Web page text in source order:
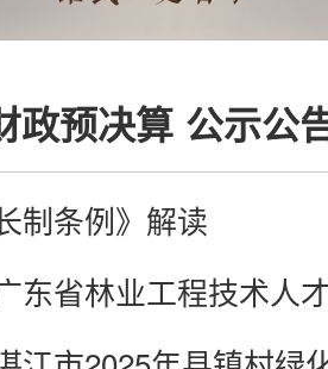
政预决算 公示公
制条例》解读